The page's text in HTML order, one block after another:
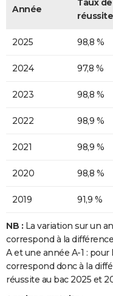
Année
Taux de
réussite
2025 98,8 %
2024 97,8 %
2023 98,8 %
2022 98,9 %
2021 98,9 %
2020 98,8 %
2019 91,9 %
NB : La variation sur un
correspond à la
A et une année A-1 :
correspond donc à la
réussite au bac 2025 et